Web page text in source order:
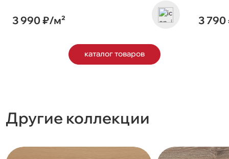
3 990 ₽/м² 3 790
каталог товаров
Другие коллекции